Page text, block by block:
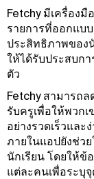
Fetchy มีเครื่อง
รายการที่ออกแบ
ประสิทธิภาพของ
ให้ได้รับประสบก
ตัว
Fetchy สามารถ
รับครูเพื่อให้พวก
อย่างรวดเร็วแล
ภายในแอปยังช่ว
นักเรียน โดยให้ข้
แต่ละคนเพื่อระบุ